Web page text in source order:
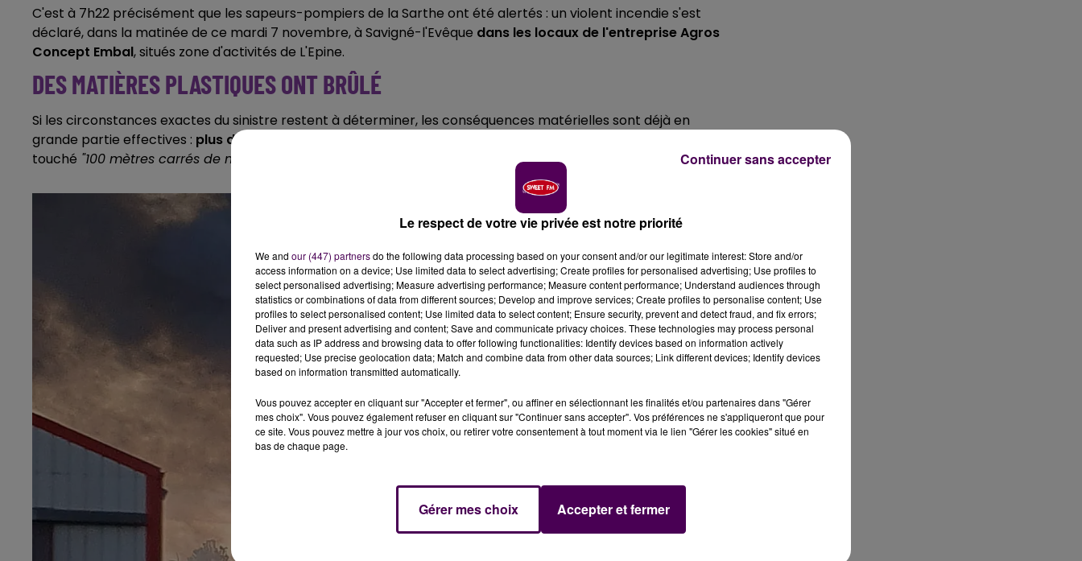
C'est à 7h22 précisément que les sapeurs-pompiers de la Sarthe ont été alertés : un violent incendie s'est
déclaré, dans la matinée de ce mardi 7 novembre, à Savigné-l'Evêque dans les locaux de l'entreprise Agros
Concept Embal, situés zone d'activités de L'Epine.
DES MATIÈRES PLASTIQUES ONT BRÛLÉ
Si les circonstances exactes du sinistre restent à déterminer, les conséquences matérielles sont déjà en
grande partie effectives : plus de mille mètres carrés de bâtiment ont été détruits
touché "100 mètres carrés de matières plastiques"
Le respect de votre vie privée est notre priorité
We and our (447) partnersdo the following data processing based on your consent and/or our legitimate interest: Store and/or
access information on a device; Use limited data to select advertising; Create profiles for personalised advertising; Use profiles to
select personalised advertising; Measure advertising performance; Measure content performance; Understand audiences through
statistics or combinations of data from different sources; Develop and improve services; Create profiles to personalise content; Use
profiles to select personalised content; Use limited data to select content; Ensure security, prevent and detect fraud, and fix errors;
Deliver and present advertising and content; Save and communicate privacy choices. These technologies may process personal
data such as IP address and browsing data to offer following functionalities: Identify devices based on information actively
requested; Use precise geolocation data; Match and combine data from other data sources; Link different devices; Identify devices
based on information transmitted automatically.
Vous pouvez accepter en cliquant sur "Accepter et fermer", ou affiner en sélectionnant les finalités et/ou partenaires dans "Gérer
mes choix". Vous pouvez également refuser en cliquant sur "Continuer sans accepter". Vos préférences ne s'appliqueront que pour
ce site. Vous pouvez mettre à jour vos choix, ou retirer votre consentement à tout moment via le lien "Gérer les cookies" situé en
bas de chaque page.
Gérer mes choix Accepter et fermer
Continuer sans accepter